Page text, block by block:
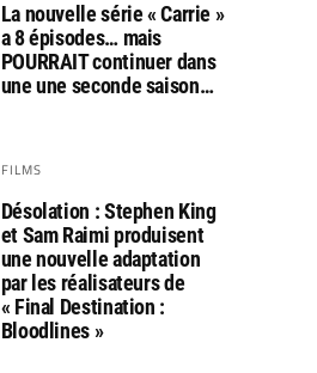
La nouvelle série « Carrie »
a 8 épisodes… mais
POURRAIT continuer dans
une une seconde saison…
FILMS
Désolation : Stephen King
et Sam Raimi produisent
une nouvelle adaptation
par les réalisateurs de
« Final Destination :
Bloodlines »